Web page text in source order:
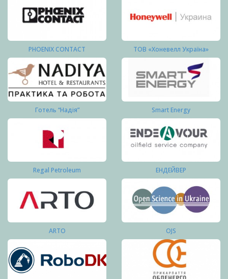
PHOENIX CONTACT ТОВ «Хоневелл Україна»
Готель “Надія” Smart Energy
Regal Petroleum ЕНДЕЙВЕР
ARTO OJS